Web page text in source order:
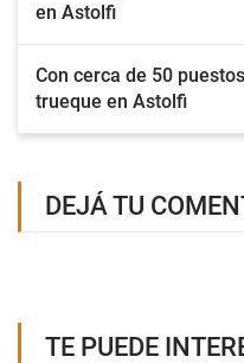
en Astolfi
Con cerca de 50
trueque en Astolfi
DEJÁ TU
TE PUEDE